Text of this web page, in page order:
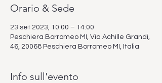
Orario & Sede
23 set 2023, 10:00 – 14:00
Peschiera Borromeo MI, Via Achille Grandi,
46, 20068 Peschiera Borromeo MI, Italia
Info sull'evento